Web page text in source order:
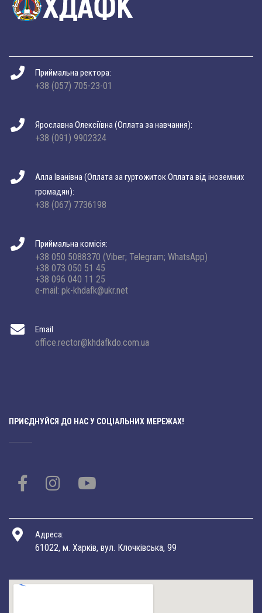
Приймальна ректора:
+38 (057) 705-23-01
Ярославна Олексіївна (Оплата за навчання):
+38 (091) 9902324
Алла Іванівна (Оплата за гуртожиток Оплата від іноземних
громадян):
+38 (067) 7736198
Приймальна комісія:
+38 050 5088370 (Viber; Telegram; WhatsApp)
+38 073 050 51 45
+38 096 040 11 25
e-mail: pk-khdafk@ukr.net
Email
office.rector@khdafkdo.com.ua
ПРИЄДНУЙСЯ ДО НАС У СОЦІАЛЬНИХ МЕРЕЖАХ!
Адреса:
61022, м. Харків, вул. Клочківська, 99